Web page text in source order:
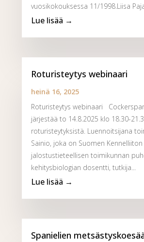
vuosikokouksessa 11/1998.Liisa
Roturisteytys webinaari
heinä 16, 2025
Roturisteytys webinaari
järjestää to 14.8.2025 klo 18.30-
roturisteytyksistä. Luennoitsijana
Sainio, joka on Suomen Kennelliiton
jalostustieteellisen toimikunnan
kehitysbiologian dosentti, tutkija...
Spanielien